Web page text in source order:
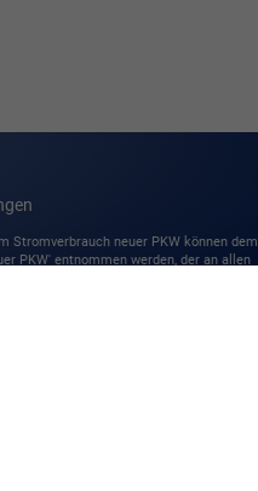
Stromverbrauch neuer PKW können dem
PKW' entnommen werden, der an allen